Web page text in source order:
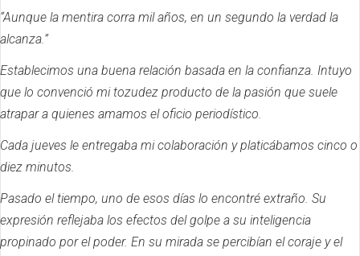
“Aunque la mentira corra mil años, en un segundo la verdad la
alcanza.”
Establecimos una buena relación basada en la confianza. Intuyo
que lo convenció mi tozudez producto de la pasión que suele
atrapar a quienes amamos el oficio periodístico.
Cada jueves le entregaba mi colaboración y platicábamos cinco o
diez minutos.
Pasado el tiempo, uno de esos días lo encontré extraño. Su
expresión reflejaba los efectos del golpe a su inteligencia
propinado por el poder. En su mirada se percibían el coraje y el